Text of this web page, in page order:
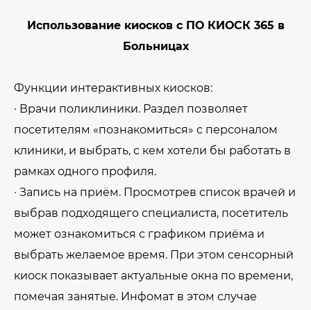
Использование киосков с ПО КИОСК 365 в
Больницах
Функции интерактивных киосков:
· Врачи поликлиники. Раздел позволяет
посетителям «познакомиться» с персоналом
клиники, и выбрать, с кем хотели бы работать в
рамках одного профиля.
· Запись на приём. Просмотрев список врачей и
выбрав подходящего специалиста, посетитель
может ознакомиться с графиком приёма и
выбрать желаемое время. При этом сенсорный
киоск показывает актуальные окна по времени,
помечая занятые. Инфомат в этом случае